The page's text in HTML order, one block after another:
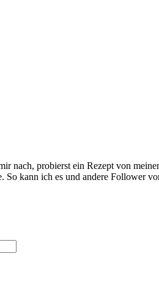
nach, probierst ein Rezept von
So kann ich es und andere Follower